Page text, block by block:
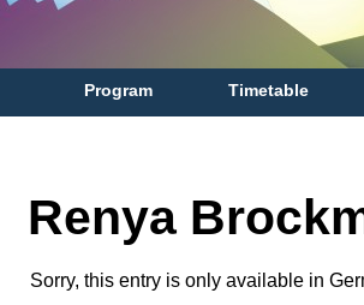
Program Timetable
Renya
Sorry, this entry is only available in